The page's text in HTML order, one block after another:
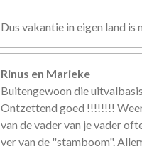
Dus vakantie in eigen land
Rinus en Marieke
Buitengewoon die
Ontzettend goed !!!!!!!! Weer
van de vader van je vader
ver van de "stamboom".